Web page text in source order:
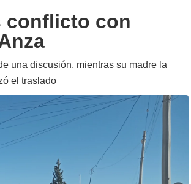
conflicto con
una discusión, mientras su madre la
el traslado